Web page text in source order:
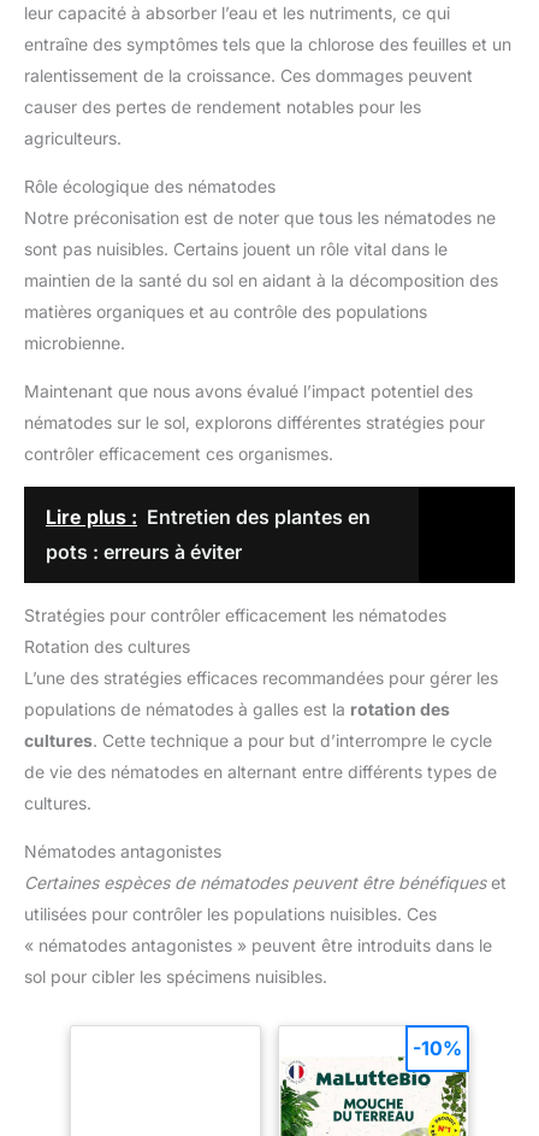
leur capacité à absorber l’eau et les nutriments, ce qui
entraîne des symptômes tels que la chlorose des feuilles et un
ralentissement de la croissance. Ces dommages peuvent
causer des pertes de rendement notables pour les
agriculteurs.
Rôle écologique des nématodes
Notre préconisation est de noter que tous les nématodes ne
sont pas nuisibles. Certains jouent un rôle vital dans le
maintien de la santé du sol en aidant à la décomposition des
matières organiques et au contrôle des populations
microbienne.
Maintenant que nous avons évalué l’impact potentiel des
nématodes sur le sol, explorons différentes stratégies pour
contrôler efficacement ces organismes.
Lire plus : Entretien des plantes en
pots : erreurs à éviter
Stratégies pour contrôler efficacement les nématodes
Rotation des cultures
L’une des stratégies efficaces recommandées pour gérer les
populations de nématodes à galles est la rotation des
cultures. Cette technique a pour but d’interrompre le cycle
de vie des nématodes en alternant entre différents types de
cultures.
Nématodes antagonistes
Certaines espèces de nématodes peuvent être bénéfiqueset
utilisées pour contrôler les populations nuisibles. Ces
« nématodes antagonistes » peuvent être introduits dans le
sol pour cibler les spécimens nuisibles.
-10%